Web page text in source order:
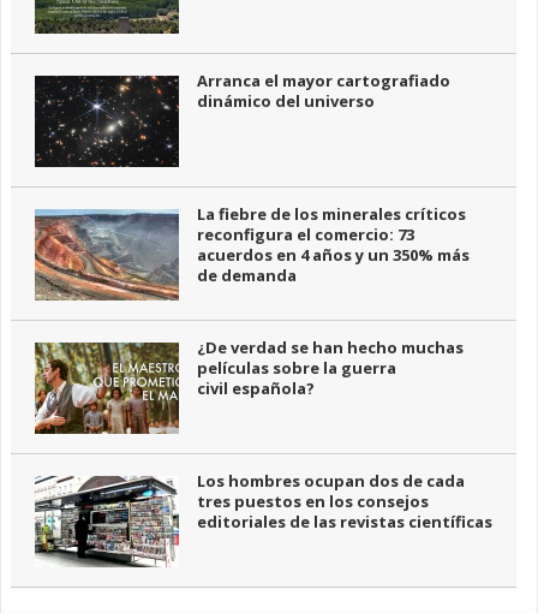
Arranca el mayor cartografiado
dinámico del universo
La fiebre de los minerales críticos
reconfigura el comercio: 73
acuerdos en 4 años y un 350% más
de demanda
¿De verdad se han hecho muchas
películas sobre la guerra
civil española?
Los hombres ocupan dos de cada
tres puestos en los consejos
editoriales de las revistas científicas